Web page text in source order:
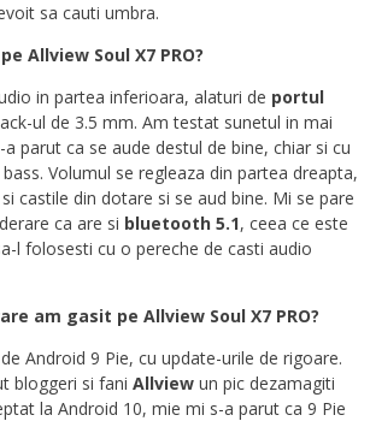
sa cauti umbra.
Allview Soul X7 PRO?
in partea inferioara, alaturi de portul
ul de 3.5 mm. Am testat sunetul in mai
parut ca se aude destul de bine, chiar si cu
Volumul se regleaza din partea dreapta,
castile din dotare si se aud bine. Mi se pare
ca are si bluetooth 5.1, ceea ce este
l folosesti cu o pereche de casti audio
am gasit pe Allview Soul X7 PRO?
Android 9 Pie, cu update-urile de rigoare.
bloggeri si fani Allview un pic dezamagiti
la Android 10, mie mi s-a parut ca 9 Pie